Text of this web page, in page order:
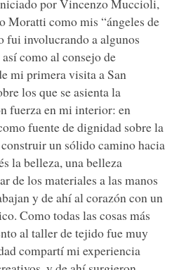
Moratti como mis “ángeles de
fui involucrando a algunos
como al consejo de
mi primera visita a San
los que se asienta la
fuerza en mi interior: en
fuente de dignidad sobre la
un sólido camino hacia
la belleza, una belleza
de los materiales a las manos
y de ahí al corazón con un
Como todas las cosas más
al taller de tejido fue muy
compartí mi experiencia